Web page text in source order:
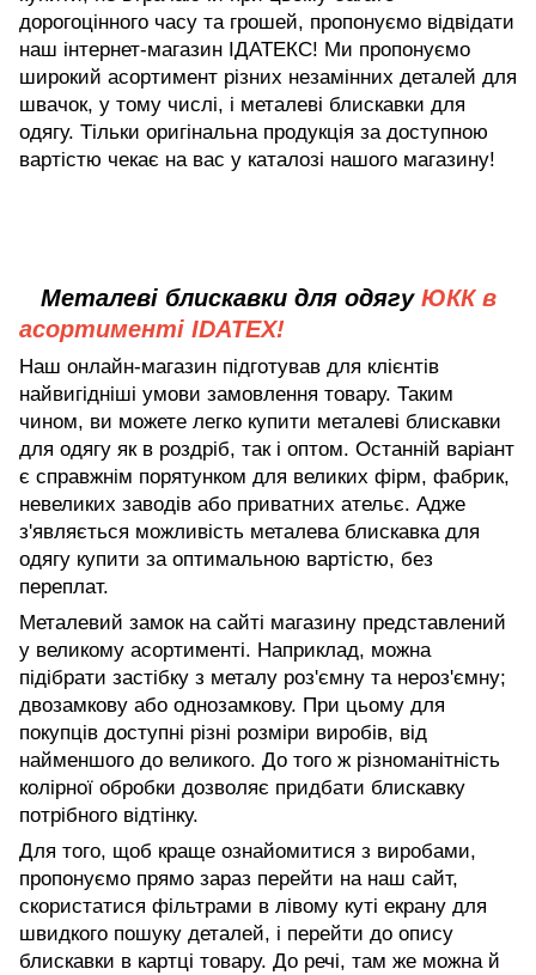
дорогоцінного часу та грошей, пропонуємо відвідати
наш інтернет-магазин ІДАТЕКС! Ми пропонуємо
широкий асортимент різних незамінних деталей для
швачок, у тому числі, і металеві блискавки для
одягу. Тільки оригінальна продукція за доступною
вартістю чекає на вас у каталозі нашого магазину!
Металеві блискавки для одягу ЮКК в
асортименті IDATEX!
Наш онлайн-магазин підготував для клієнтів
найвигідніші умови замовлення товару. Таким
чином, ви можете легко купити металеві блискавки
для одягу як в роздріб, так і оптом. Останній варіант
є справжнім порятунком для великих фірм, фабрик,
невеликих заводів або приватних ательє. Адже
з'являється можливість металева блискавка для
одягу купити за оптимальною вартістю, без
переплат.
Металевий замок на сайті магазину представлений
у великому асортименті. Наприклад, можна
підібрати застібку з металу роз'ємну та нероз'ємну;
двозамкову або однозамкову. При цьому для
покупців доступні різні розміри виробів, від
найменшого до великого. До того ж різноманітність
колірної обробки дозволяє придбати блискавку
потрібного відтінку.
Для того, щоб краще ознайомитися з виробами,
пропонуємо прямо зараз перейти на наш сайт,
скористатися фільтрами в лівому куті екрану для
швидкого пошуку деталей, і перейти до опису
блискавки в картці товару. До речі, там же можна й